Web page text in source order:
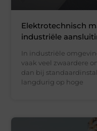
Elektrotechnisch
industriële
In industriële
vaak veel zwaardere
dan bij
langdurig op hoge